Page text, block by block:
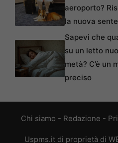
aeroporto?
la nuova
Sapevi che
su un letto
metà? C’è un
preciso
Chi siamo - Redazione -
Uspms.it di proprietà di